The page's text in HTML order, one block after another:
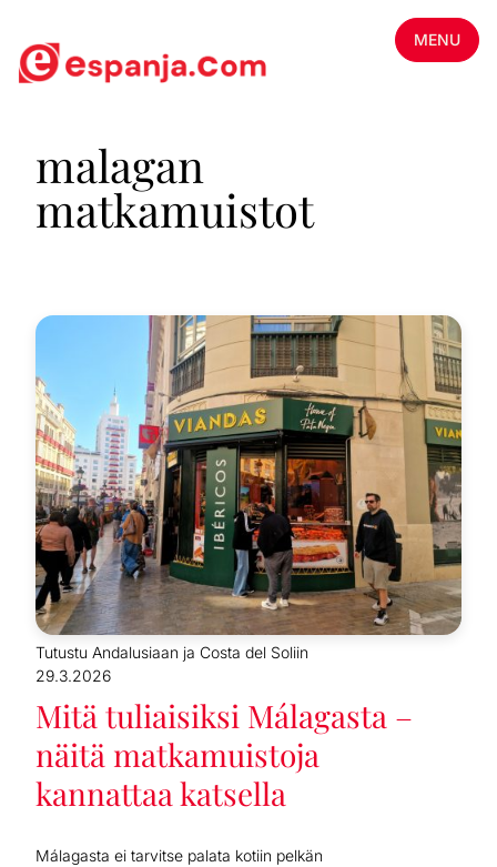
MENU
malagan
matkamuistot
Tutustu Andalusiaan ja Costa del Soliin
29.3.2026
Mitä tuliaisiksi Málagasta –
näitä matkamuistoja
kannattaa katsella
Málagasta ei tarvitse palata kotiin pelkän